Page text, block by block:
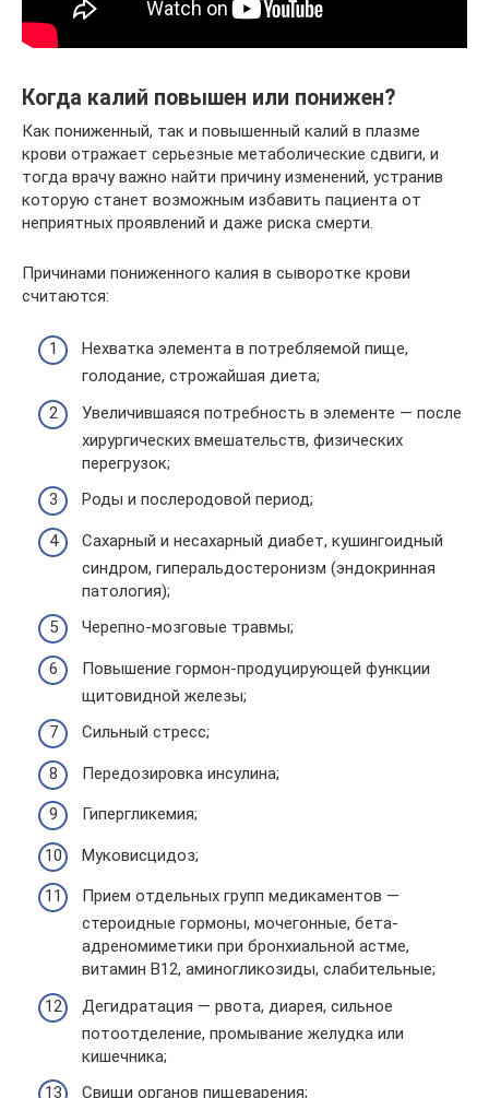
Когда калий повышен или понижен?
Как пониженный, так и повышенный калий в плазме
крови отражает серьезные метаболические сдвиги, и
тогда врачу важно найти причину изменений, устранив
которую станет возможным избавить пациента от
неприятных проявлений и даже риска смерти.
Причинами пониженного калия в сыворотке крови
считаются:
Нехватка элемента в потребляемой пище,
голодание, строжайшая диета;
Увеличившаяся потребность в элементе — после
хирургических вмешательств, физических
перегрузок;
Роды и послеродовой период;
Сахарный и несахарный диабет, кушингоидный
синдром, гиперальдостеронизм (эндокринная
патология);
Черепно-мозговые травмы;
Повышение гормон-продуцирующей функции
щитовидной железы;
Сильный стресс;
Передозировка инсулина;
Гипергликемия;
Муковисцидоз;
Прием отдельных групп медикаментов —
стероидные гормоны, мочегонные, бета-
адреномиметики при бронхиальной астме,
витамин В12, аминогликозиды, слабительные;
Дегидратация — рвота, диарея, сильное
потоотделение, промывание желудка или
кишечника;
Свищи органов пищеварения;